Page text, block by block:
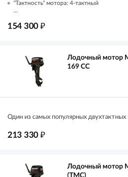
"Тактность" мотора: 4-тактный
...
154 300 ₽
Лодочный мотор
169 CC
Один из самых популярных
213 330 ₽
Лодочный мотор
(TMC)